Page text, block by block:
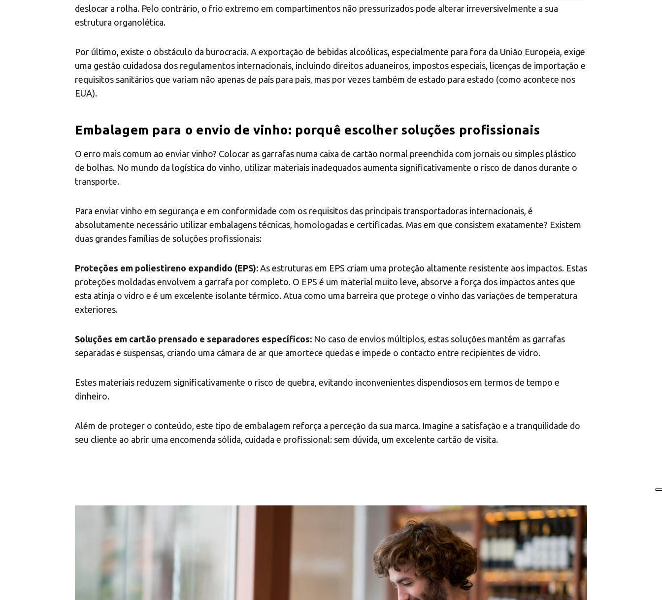
deslocar a rolha. Pelo contrário, o frio extremo em compartimentos não pressurizados pode alterar irreversivelmente a sua
estrutura organolética.
Por último, existe o obstáculo da burocracia. A exportação de bebidas alcoólicas, especialmente para fora da União Europeia, exige
uma gestão cuidadosa dos regulamentos internacionais, incluindo direitos aduaneiros, impostos especiais, licenças de importação e
requisitos sanitários que variam não apenas de país para país, mas por vezes também de estado para estado (como acontece nos
EUA).
Embalagem para o envio de vinho: porquê escolher soluções profissionais
O erro mais comum ao enviar vinho? Colocar as garrafas numa caixa de cartão normal preenchida com jornais ou simples plástico
de bolhas. No mundo da logística do vinho, utilizar materiais inadequados aumenta significativamente o risco de danos durante o
transporte.
Para enviar vinho em segurança e em conformidade com os requisitos das principais transportadoras internacionais, é
absolutamente necessário utilizar embalagens técnicas, homologadas e certificadas. Mas em que consistem exatamente? Existem
duas grandes famílias de soluções profissionais:
Proteções em poliestireno expandido (EPS): As estruturas em EPS criam uma proteção altamente resistente aos impactos. Estas
proteções moldadas envolvem a garrafa por completo. O EPS é um material muito leve, absorve a força dos impactos antes que
esta atinja o vidro e é um excelente isolante térmico. Atua como uma barreira que protege o vinho das variações de temperatura
exteriores.
Soluções em cartão prensado e separadores específicos: No caso de envios múltiplos, estas soluções mantêm as garrafas
separadas e suspensas, criando uma câmara de ar que amortece quedas e impede o contacto entre recipientes de vidro.
Estes materiais reduzem significativamente o risco de quebra, evitando inconvenientes dispendiosos em termos de tempo e
dinheiro.
Além de proteger o conteúdo, este tipo de embalagem reforça a perceção da sua marca. Imagine a satisfação e a tranquilidade do
seu cliente ao abrir uma encomenda sólida, cuidada e profissional: sem dúvida, um excelente cartão de visita.
Procura uma alternativa?
Também pode abrir um Centro MBE na sua cidade